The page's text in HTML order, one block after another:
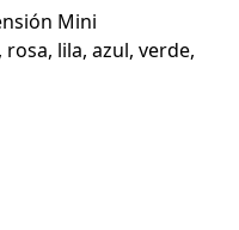
Mini
lila, azul, verde,